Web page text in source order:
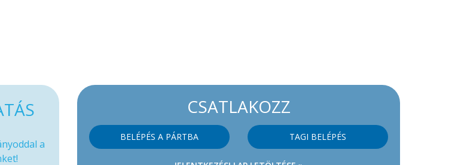
CSATLAKOZZ
BELÉPÉS A PÁRTBA TAGI BELÉPÉS
a